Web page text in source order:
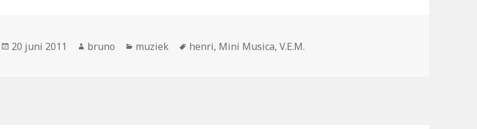
Geplaatst
20 juni 2011 Auteur
bruno Categorieën
muziek Tags
henri, Mini Musica,V.E.M.